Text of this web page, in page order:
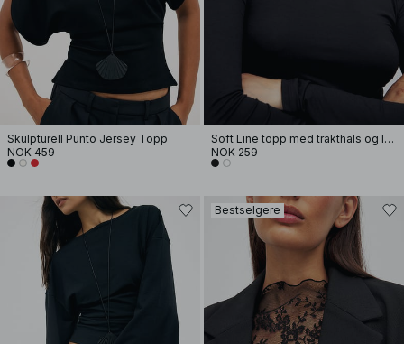
Skulpturell Punto Jersey Topp
NOK 459
Soft Line topp med trakthals og lange ermer
NOK 259
Bestselgere